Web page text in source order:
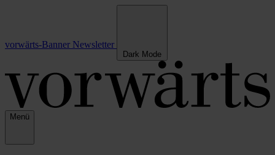
vorwärts-Banner Newsletter
Dark Mode
Menü